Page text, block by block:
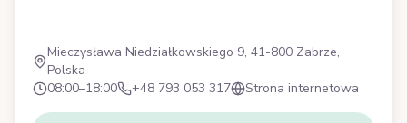
Mieczysława Niedziałkowskiego 9, 41-800 Zabrze,
Polska
08:00–18:00
+48 793 053 317 Strona internetowa